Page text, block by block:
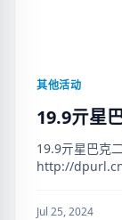
其他活动
19.9亓星
19.9亓星巴克
http://
Jul 25, 2024